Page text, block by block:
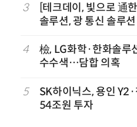
3
[테크데이, 빛으로 通
솔루션, 광 통신 솔루
략'
4
檢, LG화학·한화솔루
수수색…담합 의혹
5
SK하이닉스, 용인
54조원 투자